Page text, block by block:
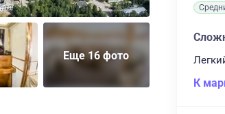
Еще 16 фото
К